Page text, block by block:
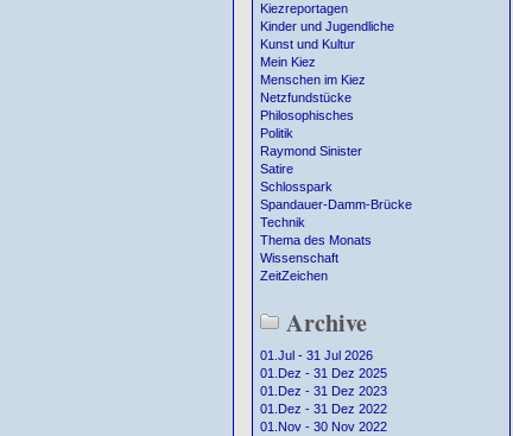
Kiezreportagen
Kinder und Jugendliche
Kunst und Kultur
Mein Kiez
Menschen im Kiez
Netzfundstücke
Philosophisches
Politik
Raymond Sinister
Satire
Schlosspark
Spandauer-Damm-Brücke
Technik
Thema des Monats
Wissenschaft
ZeitZeichen
Archive
01.Jul - 31 Jul 2026
01.Dez - 31 Dez 2025
01.Dez - 31 Dez 2023
01.Dez - 31 Dez 2022
01.Nov - 30 Nov 2022